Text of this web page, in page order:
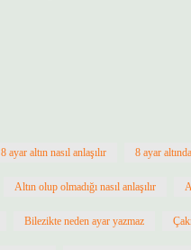
8 ayar altın nasıl anlaşılır 8 ayar
Altın olup olmadığı nasıl anlaşılır
Bilezikte neden ayar yazmaz